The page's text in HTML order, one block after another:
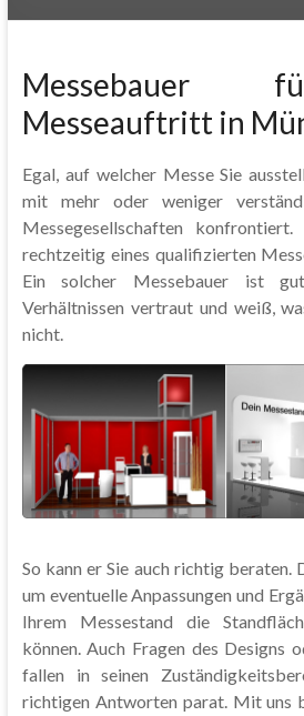
Messebauer
Messeauftritt in
Egal, auf welcher Messe Sie
mit mehr oder weniger
Messegesellschaften
rechtzeitig eines qualifizierten
Ein solcher Messebauer ist
Verhältnissen vertraut und weiß,
nicht.
So kann er Sie auch richtig beraten.
um eventuelle Anpassungen und
Ihrem Messestand die
können. Auch Fragen des Designs
fallen in seinen
richtigen Antworten parat. Mit uns